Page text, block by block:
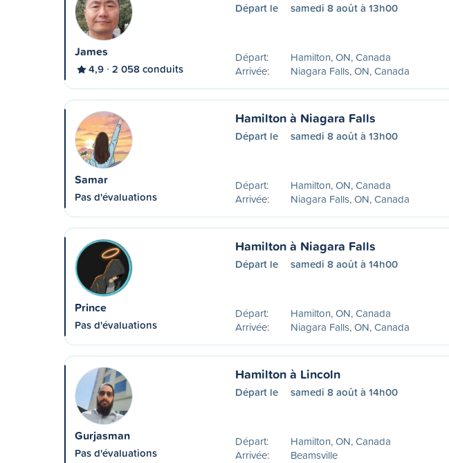
James
4,9 2 058 conduits
Départ le samedi 8 août à 13h00
Départ:
Hamilton, ON, Canada
Arrivée:
Niagara Falls, ON, Canada
Samar
Pas d'évaluations
Hamilton à Niagara Falls
Départ le samedi 8 août à 13h00
Départ:
Hamilton, ON, Canada
Arrivée:
Niagara Falls, ON, Canada
Prince
Pas d'évaluations
Hamilton à Niagara Falls
Départ le samedi 8 août à 14h00
Départ:
Hamilton, ON, Canada
Arrivée:
Niagara Falls, ON, Canada
Gurjasman
Pas d'évaluations
Hamilton à Lincoln
Départ le samedi 8 août à 14h00
Départ:
Hamilton, ON, Canada
Arrivée:
Beamsville